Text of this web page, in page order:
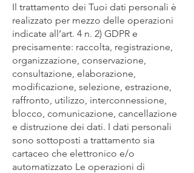
Il trattamento dei Tuoi dati personali è
realizzato per mezzo delle operazioni
indicate all’art. 4 n. 2) GDPR e
precisamente: raccolta, registrazione,
organizzazione, conservazione,
consultazione, elaborazione,
modificazione, selezione, estrazione,
raffronto, utilizzo, interconnessione,
blocco, comunicazione, cancellazione
e distruzione dei dati. I dati personali
sono sottoposti a trattamento sia
cartaceo che elettronico e/o
automatizzato Le operazioni di